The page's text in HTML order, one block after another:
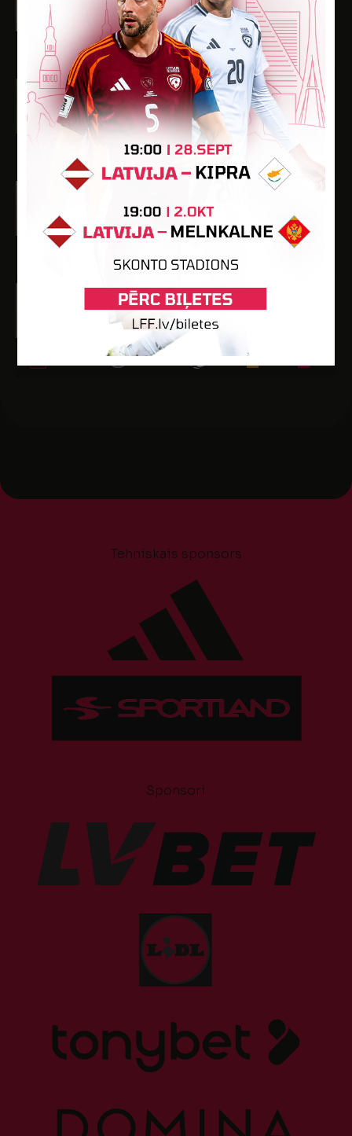
Dzimšanas datums: 07.04.2011.
Spēlētāja statuss: Amatieris
- - - 1 1
Maksims Vasiljevs
Dzimšanas datums: 14.09.2011.
Spēlētāja statuss: Amatieris
- 1 -
Dzimšanas datums: 10.08.2011.
Spēlētāja statuss: Amatieris
- - -
Ignats Voroņenkovs
Dzimšanas datums: 18.01.2011.
Spēlētāja statuss: Amatieris
- -
Tehniskais sponsors
Sponsori